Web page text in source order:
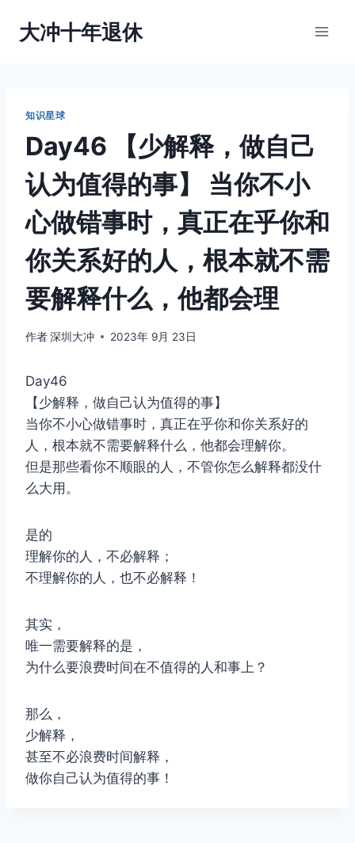
大冲十年退休
知识星球
Day46 【少解释，做自己
认为值得的事】 当你不小
心做错事时，真正在乎你和
你关系好的人，根本就不需
要解释什么，他都会理
作者深圳大冲 2023年 9月 23日
Day46
【少解释，做自己认为值得的事】
当你不小心做错事时，真正在乎你和你关系好的
人，根本就不需要解释什么，他都会理解你。
但是那些看你不顺眼的人，不管你怎么解释都没什
么大用。
是的
理解你的人，不必解释；
不理解你的人，也不必解释！
其实，
唯一需要解释的是，
为什么要浪费时间在不值得的人和事上？
那么，
少解释，
甚至不必浪费时间解释，
做你自己认为值得的事！